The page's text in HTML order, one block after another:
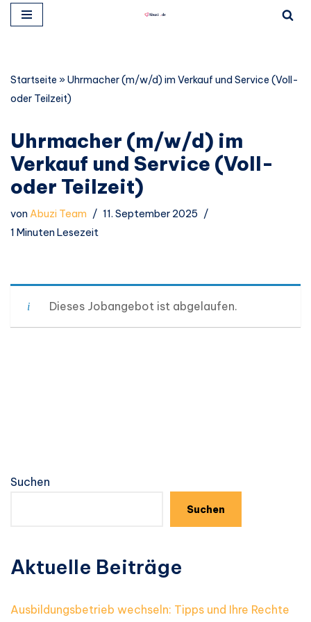
springen
Startseite »Uhrmacher (m/w/d) im Verkauf und Service (Voll-
oder Teilzeit)
Uhrmacher (m/w/d) im
Verkauf und Service (Voll-
oder Teilzeit)
vonAbuzi Team
11. September 2025
1 Minuten Lesezeit
Dieses Jobangebot ist abgelaufen.
Suchen
Suchen
Aktuelle Beiträge
Ausbildungsbetrieb wechseln: Tipps und Ihre Rechte